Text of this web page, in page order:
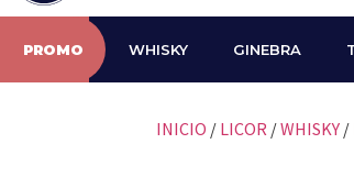
PROMO WHISKY GINEBRA
INICIO / LICOR /WHISKY /